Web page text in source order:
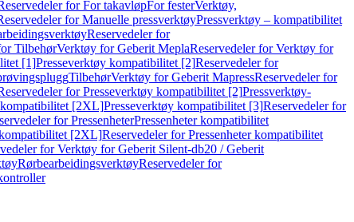
for For takavløpFor festerVerktøy,
for Manuelle pressverktøyPressverktøy – kompatibilitet
Reservedeler for
TilbehørVerktøy for Geberit MeplaReservedeler for Verktøy for
[1]Presseverktøy kompatibilitet [2]Reservedeler for
TilbehørVerktøy for Geberit MapressReservedeler for
for Presseverktøy kompatibilitet [2]Pressverktøy-
kompatibilitet [2XL]Presseverktøy kompatibilitet [3]Reservedeler for
for PressenheterPressenheter kompatibilitet
kompatibilitet [2XL]Reservedeler for Pressenheter kompatibilitet
for Verktøy for Geberit Silent-db20 / Geberit
RørbearbeidingsverktøyReservedeler for